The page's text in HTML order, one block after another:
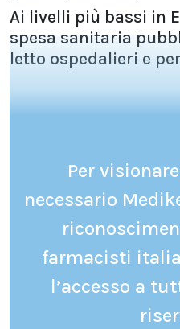
Ai livelli più bassi in
spesa sanitaria
letto ospedalieri e
Per
necessario
farmacisti
l’accesso a